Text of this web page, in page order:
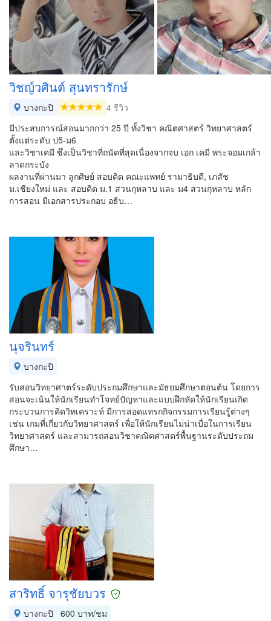
วิชญ์วศินต์ สุนทรารักษ์
บางกะปิ
4 รีวิว
มีประสบการณ์สอนมากกว่า 25 ปี ทั้งวิชา คณิตศาสตร์ วิทยาศาสตร์
ตั้งแต่ระดับ ป5-ม6
และวิชาเคมี ซึ่งเป็นวิชาที่ถนัดที่สุดเนื่องจากจบ เอก เคมี พระจอมเกล้า
ลาดกระบัง
ผลงานที่ผ่านมา ลูกศิษย์ สอบติด คณะแพทย์ รามาธิบดี, เภสัช
ม.เชียงใหม่ และ สอบติด ม.1 สวนกุหลาบ และ ม4 สวนกุหลาบ หลัก
การสอน มีเอกสารประกอบ อธิบ…
นุจรินทร์
บางกะปิ
รับสอนวิทยาศาตร์ระดับประถมศึกษาและมัธยมศึกษาตอนต้น โดยการ
สอนจะเน้นให้นักเรียนทำโจทย์ปัญหาและแบบฝึกหัดให้นักเรียนเกิด
กระบวนการคิดวิทเคราะห์ มีการสอดแทรกกิจกรรมการเรียนรู้ต่างๆ
เช่น เกมที่เกี่ยวกับวิทยาศาสตร์ เพื่อให้นักเรียนไม่น่าเบื่อในการเรียน
วิทยาศาสตร์ และสามารถสอนวิชาคณิตศาสตร์พื้นฐานระดับประถม
ศึกษา…
สาริทธิ์ จารุชัยบวร
บางกะปิ
600 บาท/ชม